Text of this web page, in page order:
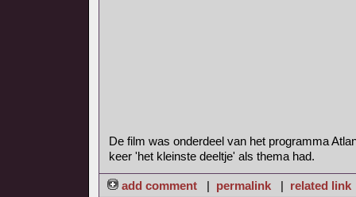
De film was onderdeel van het programma
keer 'het kleinste deeltje' als thema had.
add comment | permalink| related link